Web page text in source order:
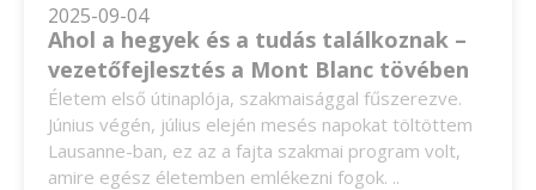
2025-09-04
Ahol a hegyek és a tudás találkoznak –
vezetőfejlesztés a Mont Blanc tövében
Életem első útinaplója, szakmaisággal fűszerezve.
Június végén, július elején mesés napokat töltöttem
Lausanne-ban, ez az a fajta szakmai program volt,
amire egész életemben emlékezni fogok. ..